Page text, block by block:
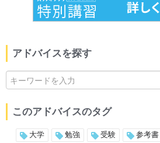
アドバイスを探す
このアドバイスのタグ
大学 勉強 受験 参考書